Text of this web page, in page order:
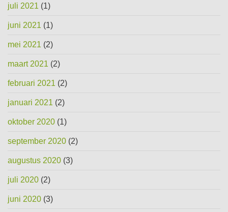
juli 2021 (1)
juni 2021 (1)
mei 2021 (2)
maart 2021 (2)
februari 2021 (2)
januari 2021 (2)
oktober 2020 (1)
september 2020 (2)
augustus 2020 (3)
juli 2020 (2)
juni 2020 (3)